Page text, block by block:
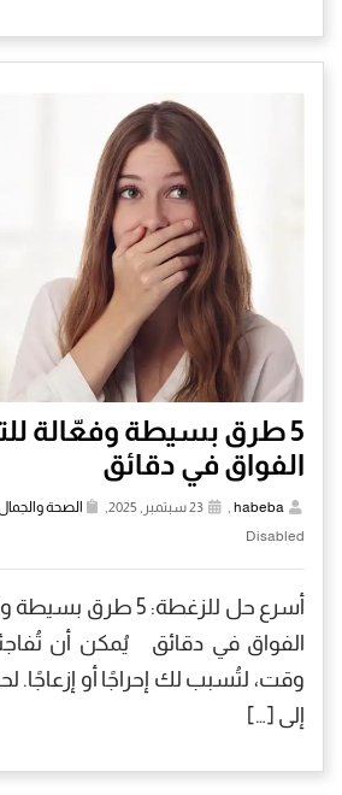
5 طرق بسيطة وفعّالة
الفواق في دقائق
habeba
, الصحة
Disabled
أسرع حل للزغطة: 5
الفواق في دقائق يُمكن أن
وقت، لتُسبب لك إحراجًا أو إزعاجًا.
إلى […]